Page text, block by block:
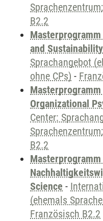
B2.2
and Sustainability
Sprachangebot
ohne CPs) -
Organizational
Center:
B2.2
Science -
(ehemals
Französisch B2.2